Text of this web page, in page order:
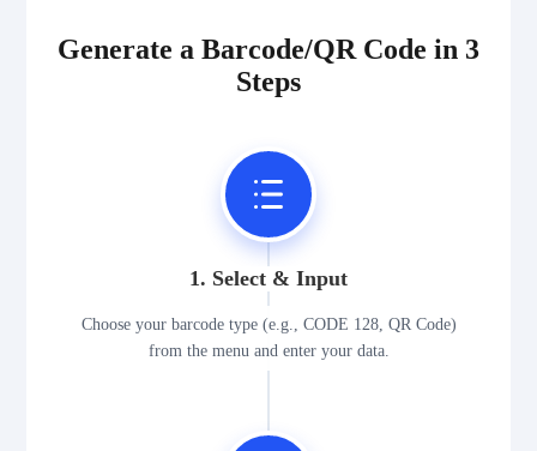
GS1 2D Codes
Generate a Barcode/QR Code in 3
Steps
1. Select & Input
Choose your barcode type (e.g., CODE 128, QR Code)
from the menu and enter your data.